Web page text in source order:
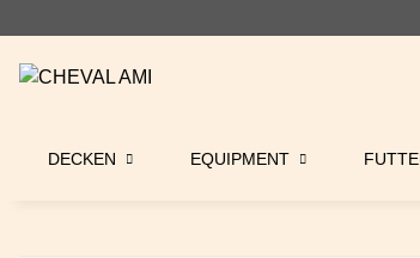
DECKEN EQUIPMENT